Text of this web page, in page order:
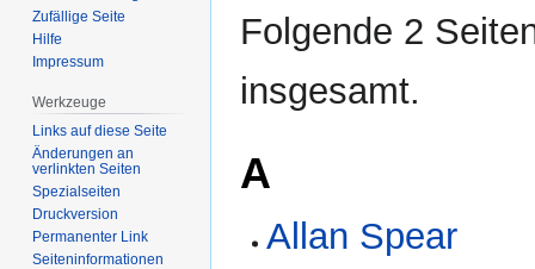
Folgende 2
insgesamt.
A
Allan Spear
Zufällige Seite
Hilfe
Impressum
Werkzeuge
Links auf diese Seite
Änderungen an
verlinkten Seiten
Spezialseiten
Druckversion
Permanenter Link
Seiten­­informationen